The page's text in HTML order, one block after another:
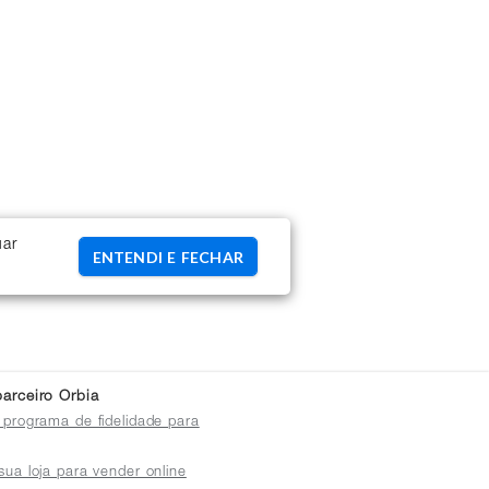
ENTENDI E FECHAR
Orbia
programa de fidelidade para
loja para vender online